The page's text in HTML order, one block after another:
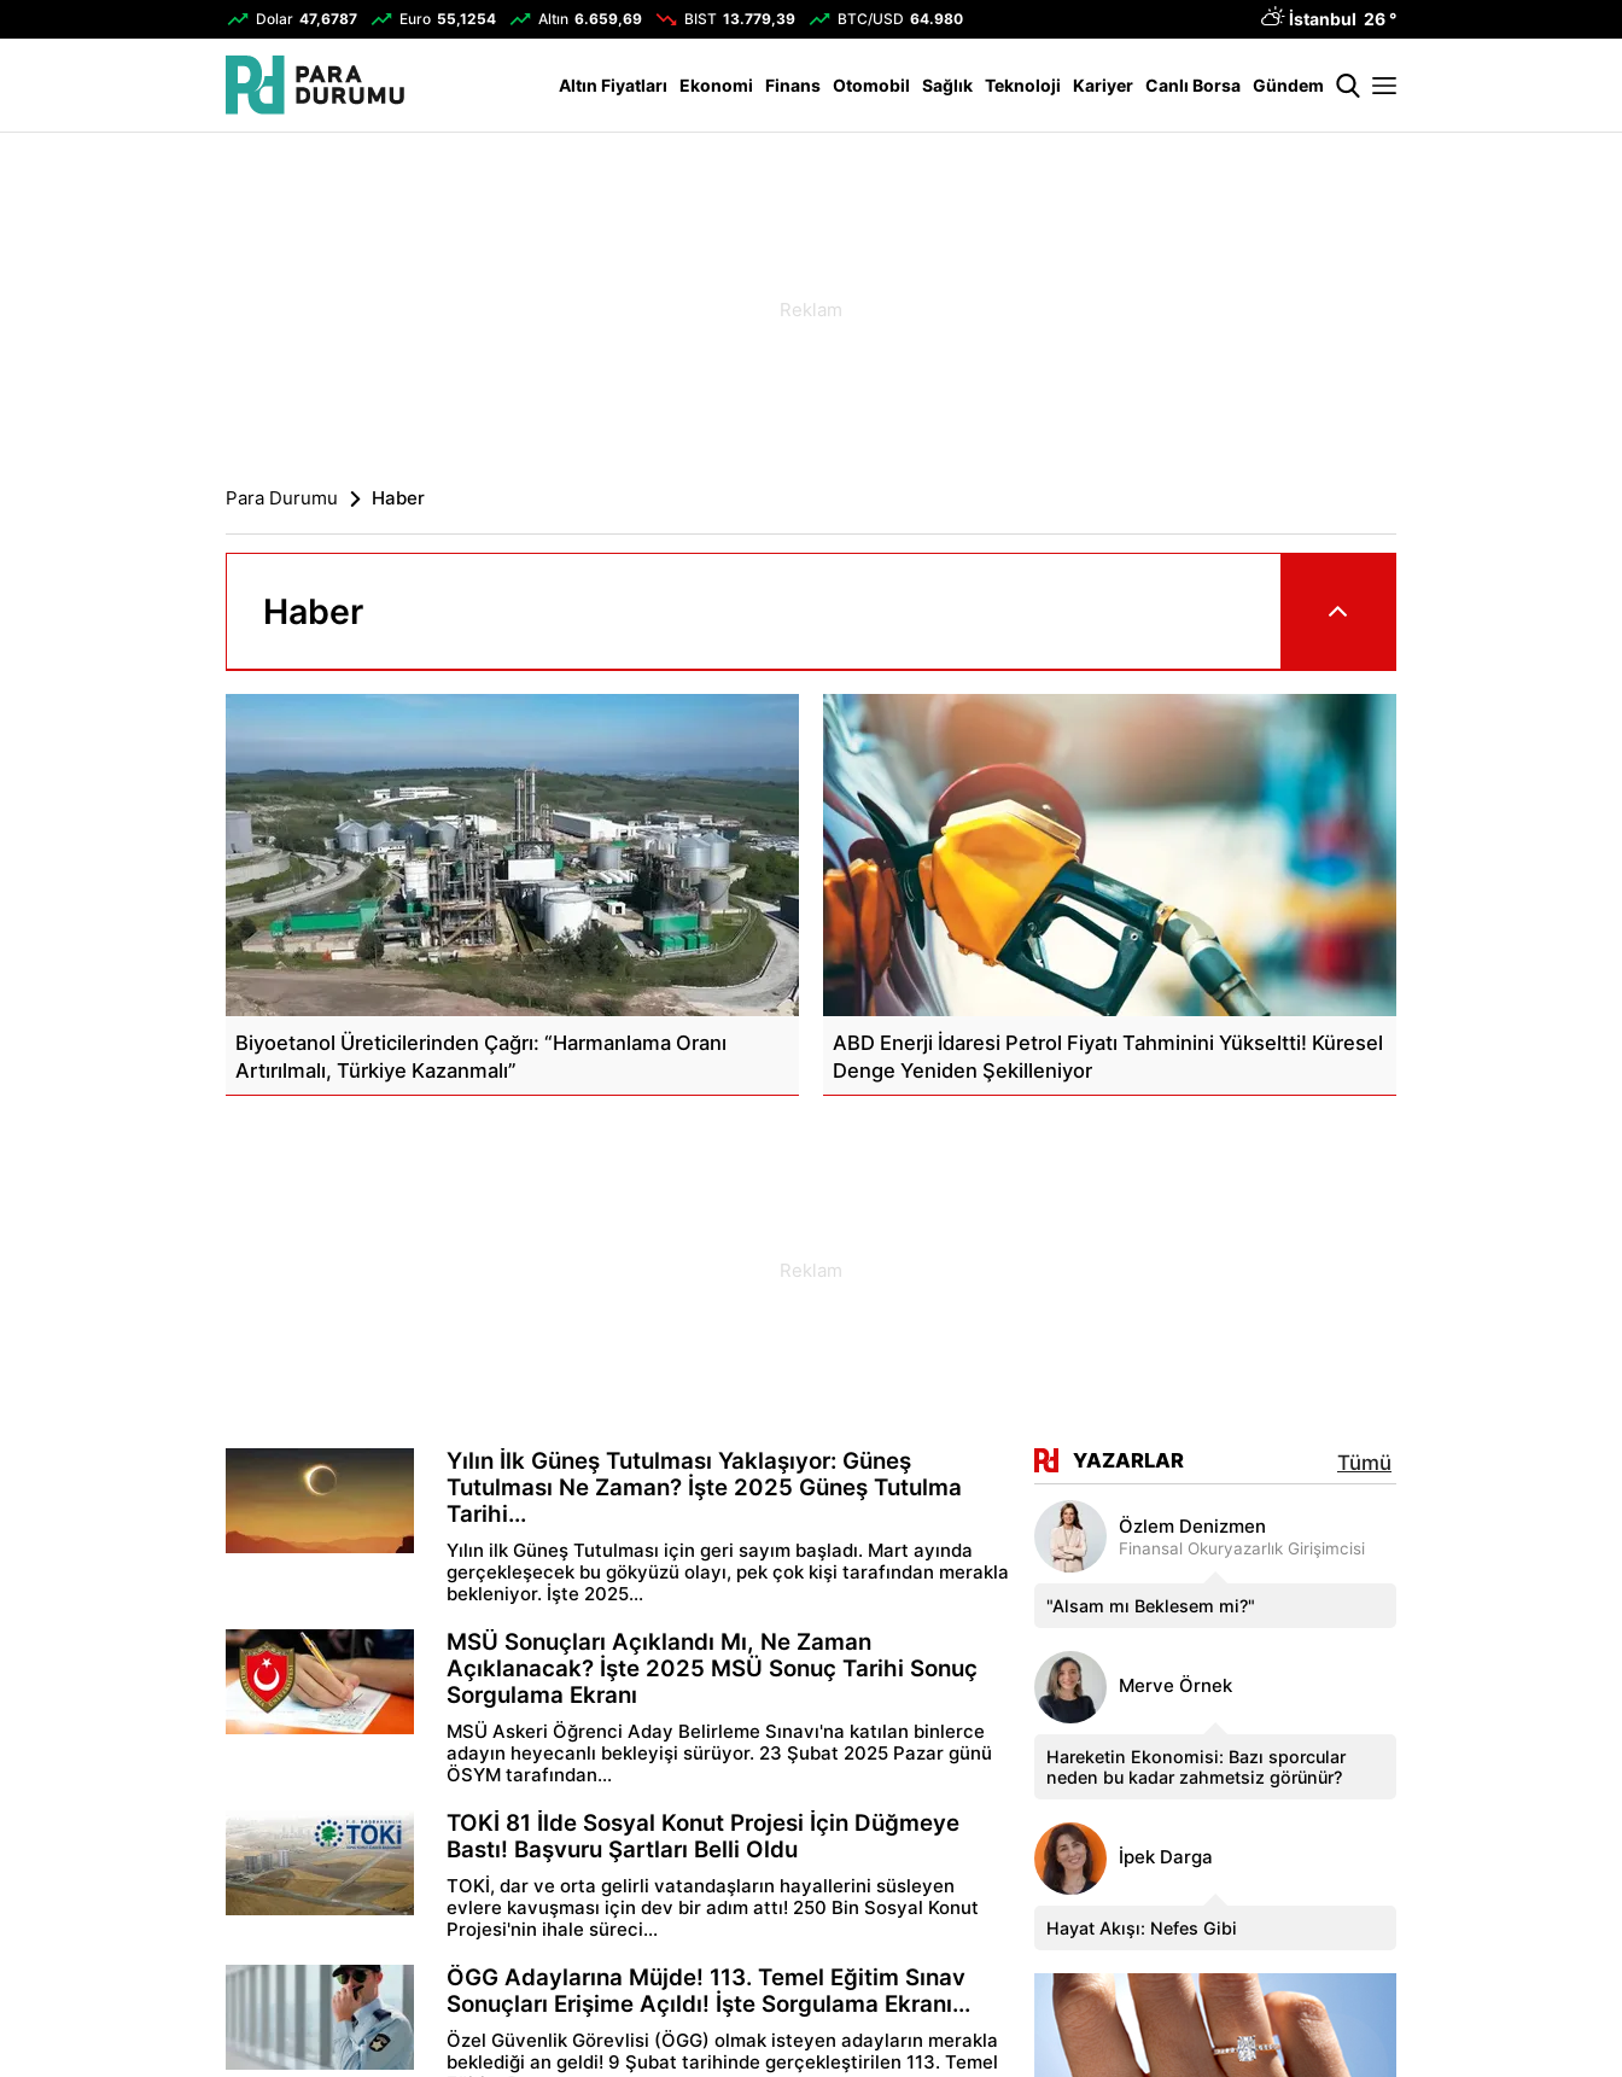
Dolar 47,6787 Euro 55,1254 Altın 6.659,69 BIST 13.779,39 BTC/USD 64.980 İstanbul 26 °
Altın Fiyatları Ekonomi Finans Otomobil Sağlık Teknoloji Kariyer Canlı Borsa Gündem
Para Durumu Haber
Haber
Biyoetanol Üreticilerinden Çağrı: “Harmanlama Oranı
Artırılmalı, Türkiye Kazanmalı”
ABD Enerji İdaresi Petrol Fiyatı Tahminini Yükseltti! Küresel
Denge Yeniden Şekilleniyor
Yılın İlk Güneş Tutulması Yaklaşıyor: Güneş
Tutulması Ne Zaman? İşte 2025 Güneş Tutulma
Tarihi...
Yılın ilk Güneş Tutulması için geri sayım başladı. Mart ayında
gerçekleşecek bu gökyüzü olayı, pek çok kişi tarafından merakla
bekleniyor. İşte 2025...
MSÜ Sonuçları Açıklandı Mı, Ne Zaman
Açıklanacak? İşte 2025 MSÜ Sonuç Tarihi Sonuç
Sorgulama Ekranı
MSÜ Askeri Öğrenci Aday Belirleme Sınavı'na katılan binlerce
adayın heyecanlı bekleyişi sürüyor. 23 Şubat 2025 Pazar günü
ÖSYM tarafından...
TOKİ 81 İlde Sosyal Konut Projesi İçin Düğmeye
Bastı! Başvuru Şartları Belli Oldu
TOKİ, dar ve orta gelirli vatandaşların hayallerini süsleyen
evlere kavuşması için dev bir adım attı! 250 Bin Sosyal Konut
Projesi'nin ihale süreci...
ÖGG Adaylarına Müjde! 113. Temel Eğitim Sınav
Sonuçları Erişime Açıldı! İşte Sorgulama Ekranı...
Özel Güvenlik Görevlisi (ÖGG) olmak isteyen adayların merakla
beklediği an geldi! 9 Şubat tarihinde gerçekleştirilen 113. Temel
YAZARLAR Tümü
Özlem Denizmen
Finansal Okuryazarlık Girişimcisi
"Alsam mı Beklesem mi?"
Merve Örnek
Hareketin Ekonomisi: Bazı sporcular
neden bu kadar zahmetsiz görünür?
İpek Darga
Hayat Akışı: Nefes Gibi